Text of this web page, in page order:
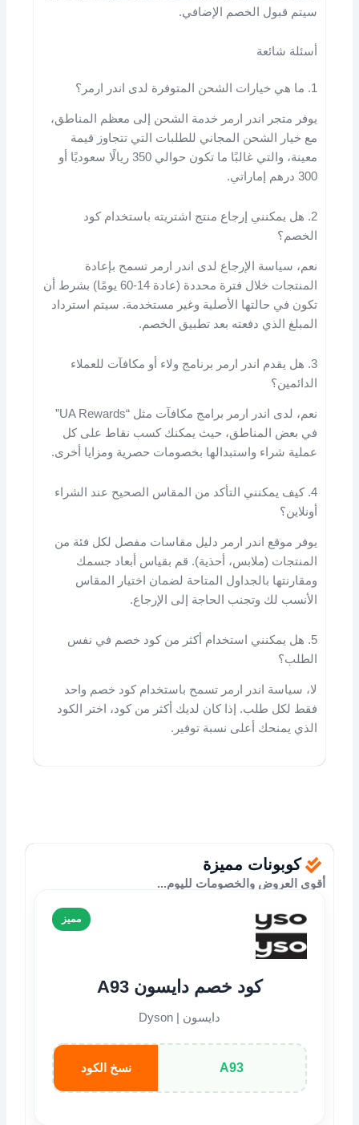
سيتم قبول الخصم الإضافي.
أسئلة شائعة
1. ما هي خيارات الشحن المتوفرة لدى اندر ارمر؟
يوفر متجر اندر ارمر خدمة الشحن إلى معظم المناطق،
مع خيار الشحن المجاني للطلبات التي تتجاوز قيمة
معينة، والتي غالبًا ما تكون حوالي 350 ريالًا سعوديًا أو
300 درهم إماراتي.
2. هل يمكنني إرجاع منتج اشتريته باستخدام كود
الخصم؟
نعم، سياسة الإرجاع لدى اندر ارمر تسمح بإعادة
المنتجات خلال فترة محددة (عادة 14-60 يومًا) بشرط أن
تكون في حالتها الأصلية وغير مستخدمة. سيتم استرداد
المبلغ الذي دفعته بعد تطبيق الخصم.
3. هل يقدم اندر ارمر برنامج ولاء أو مكافآت للعملاء
الدائمين؟
نعم، لدى اندر ارمر برامج مكافآت مثل “UA Rewards”
في بعض المناطق، حيث يمكنك كسب نقاط على كل
عملية شراء واستبدالها بخصومات حصرية ومزايا أخرى.
4. كيف يمكنني التأكد من المقاس الصحيح عند الشراء
أونلاين؟
يوفر موقع اندر ارمر دليل مقاسات مفصل لكل فئة من
المنتجات (ملابس، أحذية). قم بقياس أبعاد جسمك
ومقارنتها بالجداول المتاحة لضمان اختيار المقاس
الأنسب لك وتجنب الحاجة إلى الإرجاع.
5. هل يمكنني استخدام أكثر من كود خصم في نفس
الطلب؟
لا، سياسة اندر ارمر تسمح باستخدام كود خصم واحد
فقط لكل طلب. إذا كان لديك أكثر من كود، اختر الكود
الذي يمنحك أعلى نسبة توفير.
كوبونات مميزة
أقوى العروض والخصومات لليوم...
مميز
كود خصم دايسون A93
دايسون | Dyson
A93 نسخ الكود